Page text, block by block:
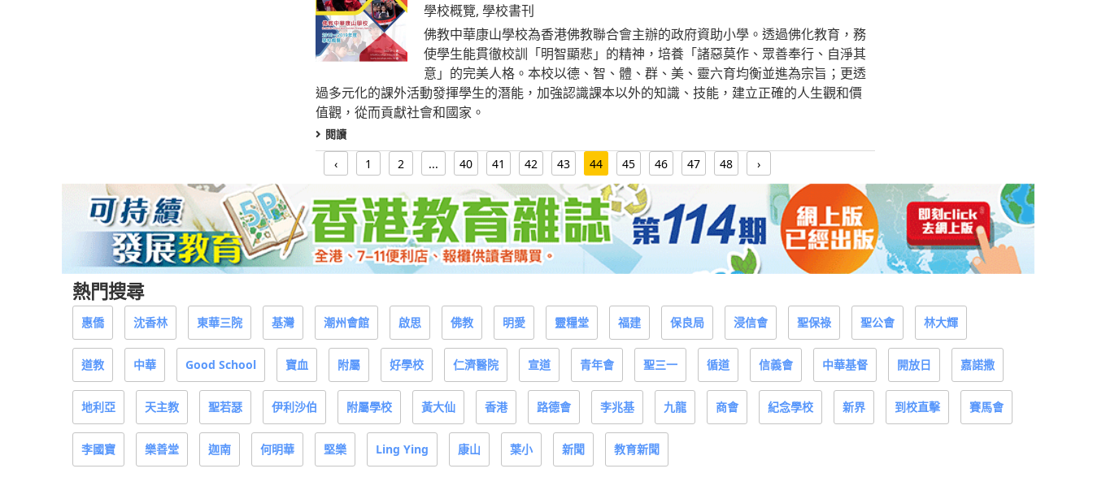
學校概覽, 學校書刊
佛教中華康山學校為香港佛教聯合會主辦的政府資助小學。透過佛化教育，務
使學生能貫徹校訓「明智顯悲」的精神，培養「諸惡莫作、眾善奉行、自淨其
意」的完美人格。本校以德、智、體、群、美、靈六育均衡並進為宗旨；更透
過多元化的課外活動發揮學生的潛能，加強認識課本以外的知識、技能，建立正確的人生觀和價
值觀，從而貢獻社會和國家。
閱讀
‹ 1 2 ... 40 41 42 43 44 45 46 47 48 ›
熱門搜尋
惠僑 沈香林 東華三院 基灣 潮州會館 啟思 佛教 明愛 靈糧堂 福建 保良局 浸信會 聖保祿 聖公會 林大輝
道教 中華 Good School 寶血 附屬 好學校 仁濟醫院 宣道 青年會 聖三一 循道 信義會 中華基督 開放日 嘉諾撒
地利亞 天主教 聖若瑟 伊利沙伯 附屬學校 黃大仙 香港 路德會 李兆基 九龍 商會 紀念學校 新界 到校直擊 賽馬會
李國寶 樂善堂 迦南 何明華 堅樂 Ling Ying 康山 葉小 新聞 教育新聞